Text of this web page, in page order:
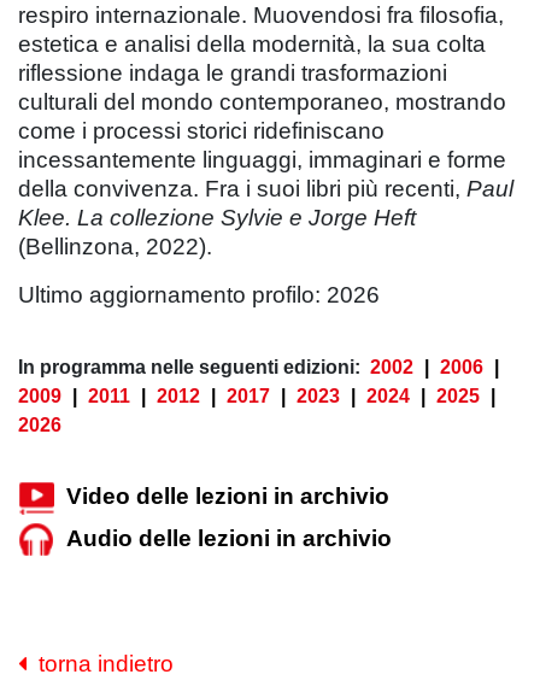
respiro internazionale. Muovendosi fra filosofia,
estetica e analisi della modernità, la sua colta
riflessione indaga le grandi trasformazioni
culturali del mondo contemporaneo, mostrando
come i processi storici ridefiniscano
incessantemente linguaggi, immaginari e forme
della convivenza. Fra i suoi libri più recenti, Paul
Klee. La collezione Sylvie e Jorge Heft
(Bellinzona, 2022).
Ultimo aggiornamento profilo: 2026
In programma nelle seguenti edizioni: 2002 2006
2009
2011 2012 2017 2023 2024 2025
2026
Video delle lezioni in archivio
Audio delle lezioni in archivio
torna indietro